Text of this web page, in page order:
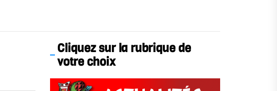
Cliquez sur la rubrique de
votre choix